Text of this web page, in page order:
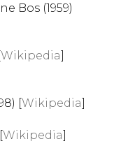
Bos (1959)
Wikipedia]
[Wikipedia]
Wikipedia]